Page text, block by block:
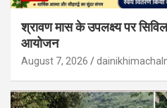
श्रावण मास के उपलक्ष्य पर
आयोजन
August 7, 2026